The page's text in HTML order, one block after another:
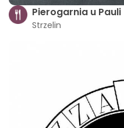
Pierogarnia u Pauli
Strzelin